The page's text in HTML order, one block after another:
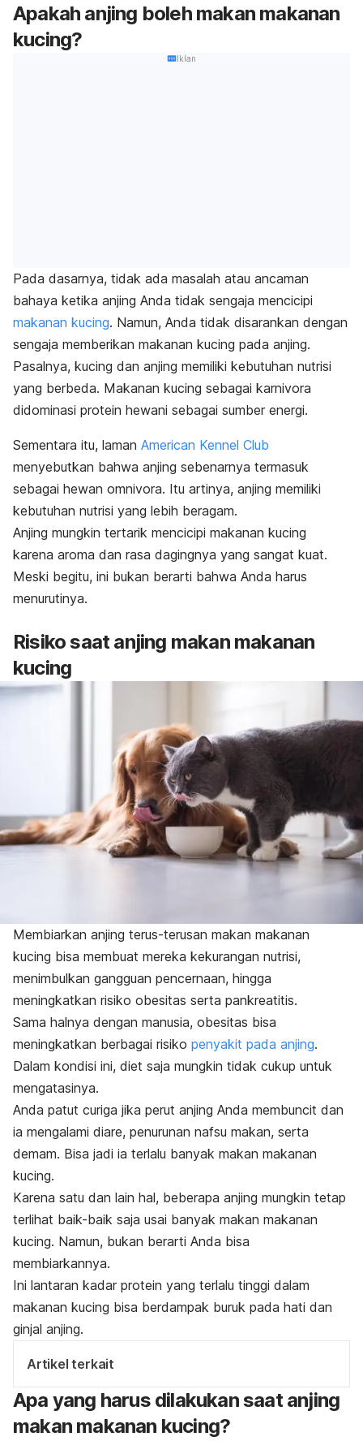
Apakah anjing boleh makan makanan
kucing?
Iklan
Pada dasarnya, tidak ada masalah atau ancaman
bahaya ketika anjing Anda tidak sengaja mencicipi
makanan kucing. Namun, Anda tidak disarankan dengan
sengaja memberikan makanan kucing pada anjing.
Pasalnya, kucing dan anjing memiliki kebutuhan nutrisi
yang berbeda. Makanan kucing sebagai karnivora
didominasi protein hewani sebagai sumber energi.
Sementara itu, laman American Kennel Club
menyebutkan bahwa anjing sebenarnya termasuk
sebagai hewan omnivora. Itu artinya, anjing memiliki
kebutuhan nutrisi yang lebih beragam.
Anjing mungkin tertarik mencicipi makanan kucing
karena aroma dan rasa dagingnya yang sangat kuat.
Meski begitu, ini bukan berarti bahwa Anda harus
menurutinya.
Risiko saat anjing makan makanan
kucing
Membiarkan anjing terus-terusan makan makanan
kucing bisa membuat mereka kekurangan nutrisi,
menimbulkan gangguan pencernaan, hingga
meningkatkan risiko obesitas serta pankreatitis.
Sama halnya dengan manusia, obesitas bisa
meningkatkan berbagai risiko penyakit pada anjing.
Dalam kondisi ini, diet saja mungkin tidak cukup untuk
mengatasinya.
Anda patut curiga jika perut anjing Anda membuncit dan
ia mengalami diare, penurunan nafsu makan, serta
demam. Bisa jadi ia terlalu banyak makan makanan
kucing.
Karena satu dan lain hal, beberapa anjing mungkin tetap
terlihat baik-baik saja usai banyak makan makanan
kucing. Namun, bukan berarti Anda bisa
membiarkannya.
Ini lantaran kadar protein yang terlalu tinggi dalam
makanan kucing bisa berdampak buruk pada hati dan
ginjal anjing.
Artikel terkait
Apa yang harus dilakukan saat anjing
makan makanan kucing?